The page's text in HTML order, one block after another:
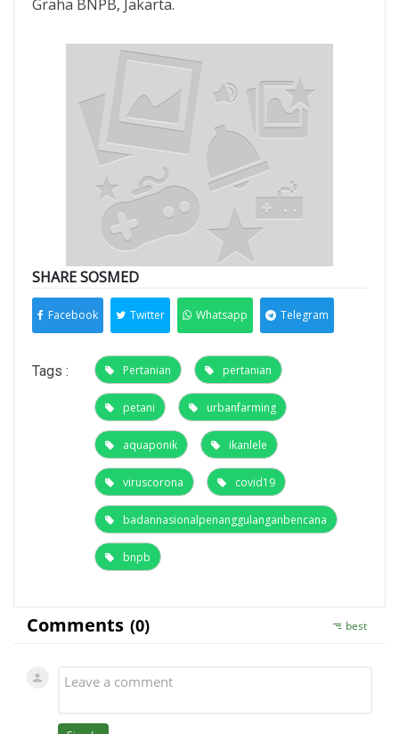
Graha BNPB, Jakarta.
SHARE SOSMED
Facebook Twitter Whatsapp Telegram
Tags : Pertanian pertanian
petani urbanfarming
aquaponik ikanlele
viruscorona covid19
badannasionalpenanggulanganbencana
bnpb